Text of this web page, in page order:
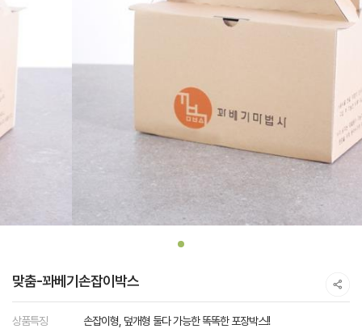
맞춤-꽈베기손잡이박스
상품특징
손잡이형, 덮개형 둘다 가능한 똑똑한 포장박스!!